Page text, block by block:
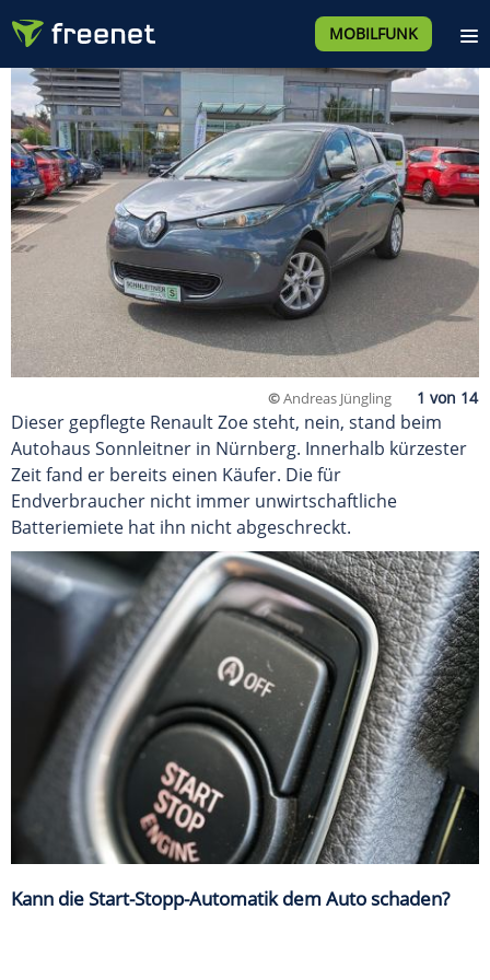
MOBILFUNK
©Andreas Jüngling
Dieser gepflegte Renault Zoe steht, nein, stand beim
Autohaus Sonnleitner in Nürnberg. Innerhalb kürzester
Zeit fand er bereits einen Käufer. Die für
Endverbraucher nicht immer unwirtschaftliche
Batteriemiete hat ihn nicht abgeschreckt.
Kann die Start-Stopp-Automatik dem Auto schaden?